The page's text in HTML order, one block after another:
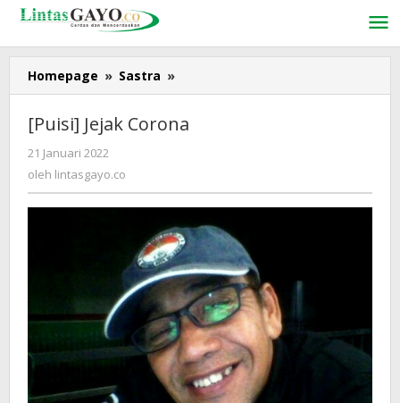
Lewati
konten
Homepage » Sastra »
Jejak
[Puisi] Jejak Corona
21 Januari 2022
lintasgayo.co
oleh lintasgayo.co